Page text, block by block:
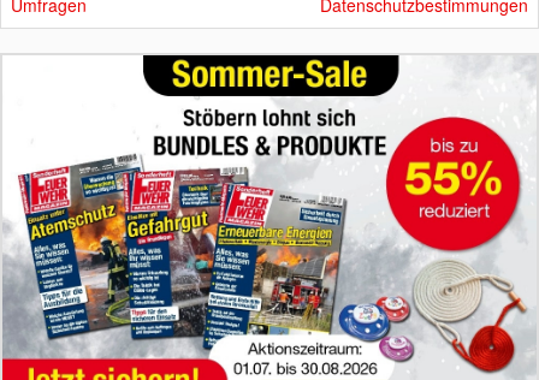
Umfragen Datenschutzbestimmungen